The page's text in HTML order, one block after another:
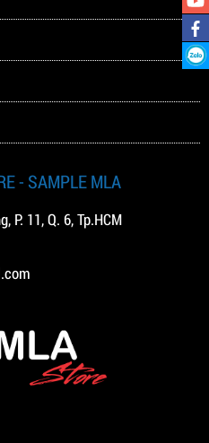
- SAMPLE MLA
P. 11, Q. 6, Tp.HCM